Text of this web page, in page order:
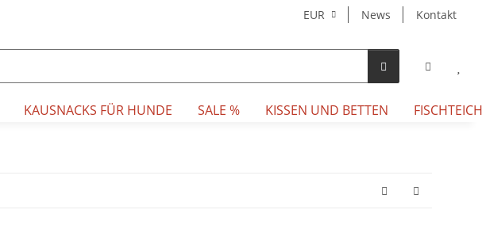
EUR News Kontakt
KAUSNACKS FÜR HUNDE SALE % KISSEN UND BETTEN